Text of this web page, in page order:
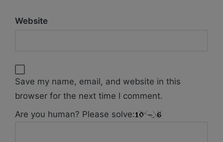
Website
Save my name, email, and website in this
browser for the next time I comment.
Are you human? Please solve: